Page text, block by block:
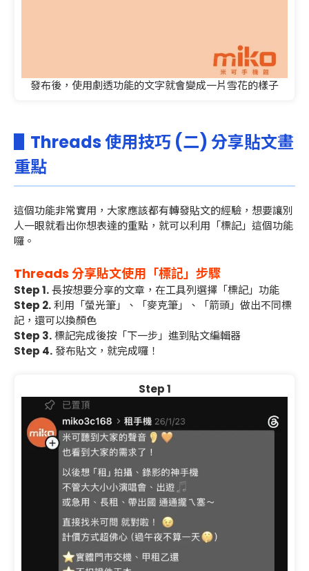
發布後，使用劇透功能的文字就會變成一片雪花的樣子
▋Threads 使用技巧 (二) 分享貼文畫
重點
這個功能非常實用，大家應該都有轉發貼文的經驗，想要讓別
人一眼就看出你想表達的重點，就可以利用「標記」這個功能
囉。
Threads 分享貼文使用「標記」步驟
Step 1.長按想要分享的文章，在工具列選擇「標記」功能
Step 2.利用「螢光筆」、「麥克筆」、「箭頭」做出不同標
記，還可以換顏色
Step 3.標記完成後按「下一步」進到貼文編輯器
Step 4.發布貼文，就完成囉！
Step 1